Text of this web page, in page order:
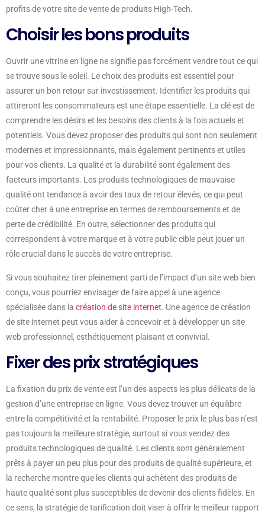
profits de votre site de vente de produits High-Tech.
Choisir les bons produits
Ouvrir une vitrine en ligne ne signifie pas forcément vendre tout ce qui
se trouve sous le soleil. Le choix des produits est essentiel pour
assurer un bon retour sur investissement. Identifier les produits qui
attireront les consommateurs est une étape essentielle. La clé est de
comprendre les désirs et les besoins des clients à la fois actuels et
potentiels. Vous devez proposer des produits qui sont non seulement
modernes et impressionnants, mais également pertinents et utiles
pour vos clients. La qualité et la durabilité sont également des
facteurs importants. Les produits technologiques de mauvaise
qualité ont tendance à avoir des taux de retour élevés, ce qui peut
coûter cher à une entreprise en termes de remboursements et de
perte de crédibilité. En outre, sélectionner des produits qui
correspondent à votre marque et à votre public cible peut jouer un
rôle crucial dans le succès de votre entreprise.
Si vous souhaitez tirer pleinement parti de l’impact d’un site web bien
conçu, vous pourriez envisager de faire appel à une agence
spécialisée dans la création de site internet. Une agence de création
de site internet peut vous aider à concevoir et à développer un site
web professionnel, esthétiquement plaisant et convivial.
Fixer des prix stratégiques
La fixation du prix de vente est l’un des aspects les plus délicats de la
gestion d’une entreprise en ligne. Vous devez trouver un équilibre
entre la compétitivité et la rentabilité. Proposer le prix le plus bas n’est
pas toujours la meilleure stratégie, surtout si vous vendez des
produits technologiques de qualité. Les clients sont généralement
prêts à payer un peu plus pour des produits de qualité supérieure, et
la recherche montre que les clients qui achètent des produits de
haute qualité sont plus susceptibles de devenir des clients fidèles. En
ce sens, la stratégie de tarification doit viser à offrir le meilleur rapport